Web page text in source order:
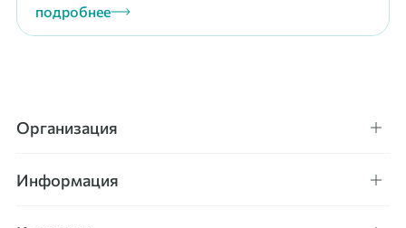
подробнее
Организация
Информация